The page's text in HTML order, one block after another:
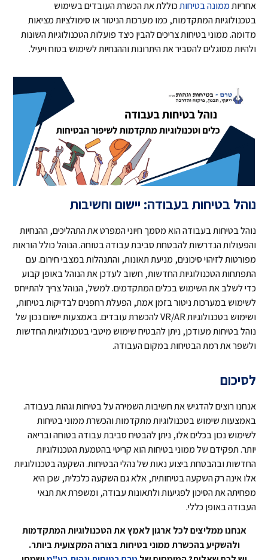
אחריותממונה בטיחותכוללת את הכשרת העובדים בשימוש
בטכנולוגיות המתקדמות, כמו מערכות הניטור או סימולציות מציאות
מדומה. ממוני בטיחות צריכים להבין כיצד פועלות הטכנולוגיות השונות
ולהיות מסוגלים להסביר את היתרונות וההנחיות לשימוש בטוח ויעיל.
נוהל בטיחות בעבודה: יישום וחשיבות
נוהל בטיחות בעבודה הוא מסמך חיוני המפרט את התהליכים, ההנחיות
והפעולות הנדרשות להבטחת סביבת עבודה בטוחה. הנוהל כולל הוראות
מפורטות לזיהוי סיכונים, מניעת תאונות, והתנהלות במצבי חירום. עם
התפתחות הטכנולוגיות החדשות, חשוב לעדכן את הנוהל באופן קבוע
כדי לשלב את השימוש בכלים המתקדמים. למשל, הנוהל צריך להתייחס
לשימוש במערכות ניטור בזמן אמת, הפעלת רחפנים לבדיקות בטיחות,
ושימוש בטכנולוגיות VR/AR להכשרת עובדים. באמצעות יישום נכון של
נוהל בטיחות מעודכן, ניתן להבטיח שימוש מיטבי בטכנולוגיות החדשות
ולשפר את רמת הבטיחות במקום העבודה.
לסיכום
אנחנו רוצים להדגיש את חשיבות השמירה על בטיחות וגהות בעבודה.
באמצעות שימוש בטכנולוגיות מתקדמות והכשרת ממוני בטיחות
לשימוש נכון בכלים אלו, ניתן להבטיח סביבת עבודה בטוחה ובריאה
יותר. תפקידם של ממוני בטיחות הוא קריטי בהטמעת הטכנולוגיות
החדשות ובהבטחת ביצוע נאות של נהלי הבטיחות. השקעה בטכנולוגיות
אלו אינה רק השקעה בטיחותית, אלא גם השקעה כלכלית, שכן היא
מפחיתה את הסיכון לפגיעות ולתאונות עבודה, ומשפרת את תנאי
העבודה באופן כללי.
אנחנו ממליצים לכל ארגון לאמץ את הטכנולוגיות המתקדמות
ולהשקיע בהכשרת ממוני בטיחות בצורה המקצועית ביותר.